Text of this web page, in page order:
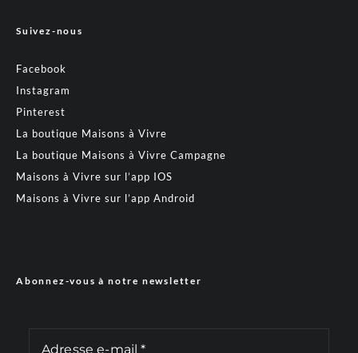
Suivez-nous
Facebook
Instagram
Pinterest
La boutique Maisons à Vivre
La boutique Maisons à Vivre Campagne
Maisons à Vivre sur l’app IOS
Maisons à Vivre sur l’app Android
Abonnez-vous à notre newsletter